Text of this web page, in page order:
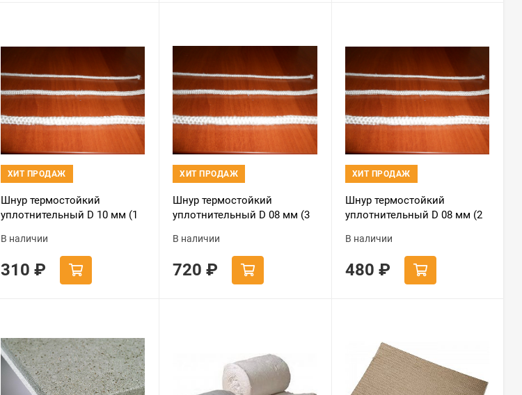
ХИТ ПРОДАЖ
Шнур термостойкий
уплотнительный D 10 мм (1
В наличии
310 ₽
ХИТ ПРОДАЖ
Шнур термостойкий
уплотнительный D 08 мм (3
В наличии
720 ₽
ХИТ ПРОДАЖ
Шнур термостойкий
уплотнительный D 08 мм (2
В наличии
480 ₽